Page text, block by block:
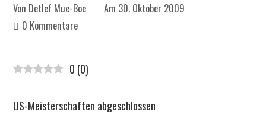
Von Detlef Mue-Boe Am 30. Oktober 2009
0 Kommentare
0 (0)
US-Meisterschaften abgeschlossen